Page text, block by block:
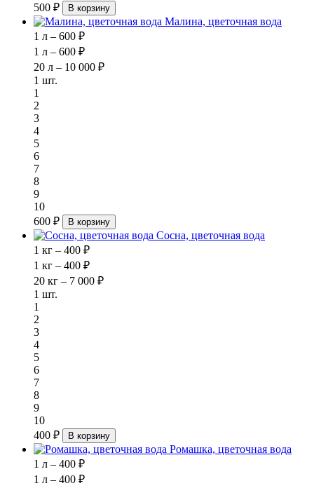
500 ₽
В корзину
Малина, цветочная вода
1 л – 600 ₽
1 л – 600 ₽
20 л – 10 000 ₽
1 шт.
1
2
3
4
5
6
7
8
9
10
600 ₽
В корзину
Сосна, цветочная вода
1 кг – 400 ₽
1 кг – 400 ₽
20 кг – 7 000 ₽
1 шт.
1
2
3
4
5
6
7
8
9
10
400 ₽
В корзину
Ромашка, цветочная вода
1 л – 400 ₽
1 л – 400 ₽